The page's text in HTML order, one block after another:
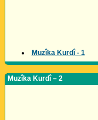
Muzîka Kurdî - 1
Muzîka Kurdî – 2